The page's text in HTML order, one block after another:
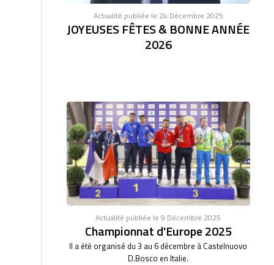
Actualité publiée le 24 Décembre 2025
JOYEUSES FÊTES & BONNE ANNÉE
2026
Actualité publiée le 9 Décembre 2025
Championnat d'Europe 2025
Il a été organisé du 3 au 6 décembre à Castelnuovo
D.Bosco en Italie.